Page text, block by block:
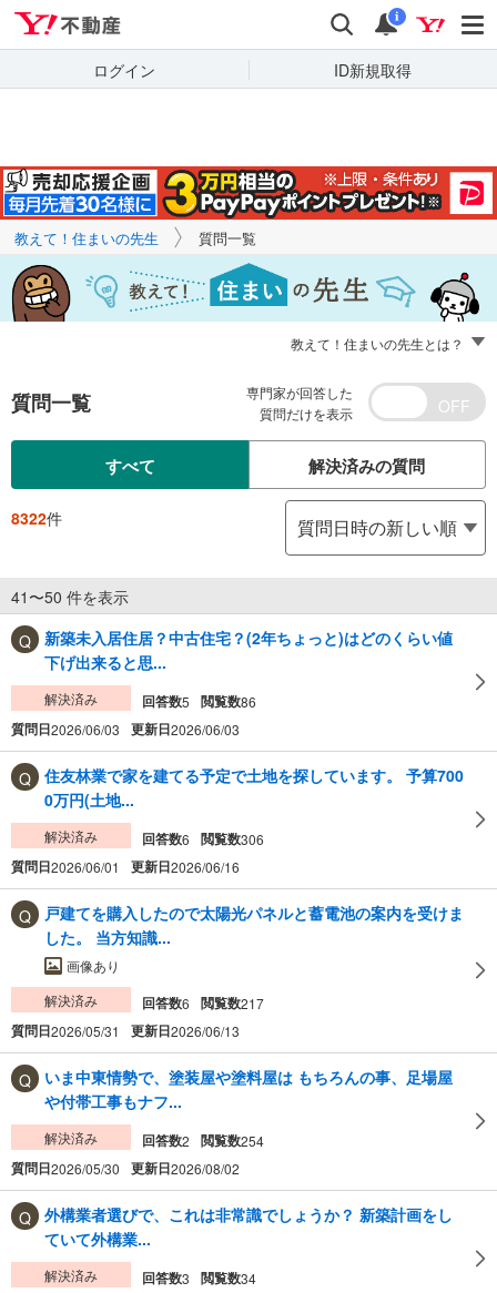
検索 通知
i
ログイン ID新規取得
キーワードで
質問を探す
教えて！住まいの先生 質問一覧
教えて！住まいの先生とは？
質問一覧
専門家が回答した
質問だけを表示
すべて 解決済みの質問
8322件
41〜50 件を表示
新築未入居住居？中古住宅？(2年ちょっと)はどのくらい値
下げ出来ると思...
解決済み 回答数5 閲覧数86
質問日2026/06/03 更新日2026/06/03
住友林業で家を建てる予定で土地を探しています。 予算700
0万円(土地...
解決済み 回答数6 閲覧数306
質問日2026/06/01 更新日2026/06/16
戸建てを購入したので太陽光パネルと蓄電池の案内を受けま
した。 当方知識...
画像あり
解決済み
回答数6 閲覧数217
質問日2026/05/31 更新日2026/06/13
いま中東情勢で、塗装屋や塗料屋は もちろんの事、足場屋
や付帯工事もナフ...
解決済み 回答数2 閲覧数254
質問日2026/05/30 更新日2026/08/02
外構業者選びで、これは非常識でしょうか？ 新築計画をし
ていて外構業...
解決済み 回答数3 閲覧数34